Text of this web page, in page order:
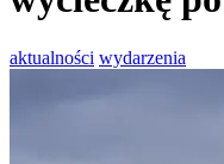
aktualności wydarzenia